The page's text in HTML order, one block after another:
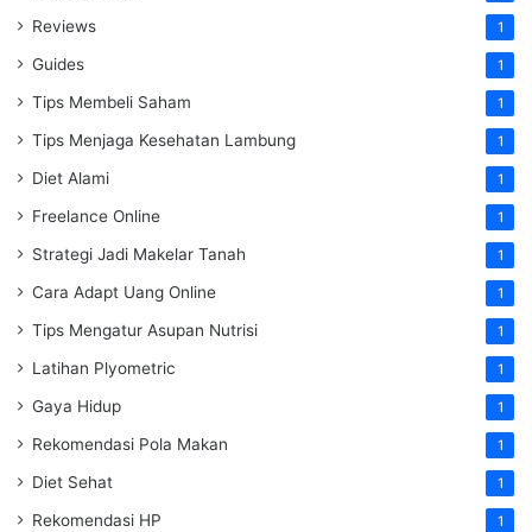
Reviews 1
Guides 1
Tips Membeli Saham 1
Tips Menjaga Kesehatan Lambung 1
Diet Alami 1
Freelance Online 1
Strategi Jadi Makelar Tanah 1
Cara Adapt Uang Online 1
Tips Mengatur Asupan Nutrisi 1
Latihan Plyometric 1
Gaya Hidup 1
Rekomendasi Pola Makan 1
Diet Sehat 1
Rekomendasi HP 1